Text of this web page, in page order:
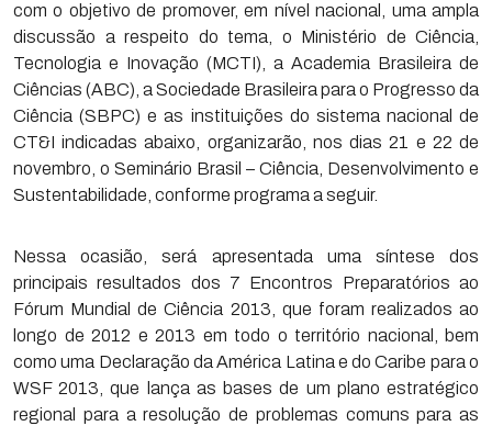
com o objetivo de promover, em nível nacional, uma ampla
discussão a respeito do tema, o Ministério de Ciência,
Tecnologia e Inovação (MCTI), a Academia Brasileira de
Ciências (ABC), a Sociedade Brasileira para o Progresso da
Ciência (SBPC) e as instituições do sistema nacional de
CT&I indicadas abaixo, organizarão, nos dias 21 e 22 de
novembro, o Seminário Brasil – Ciência, Desenvolvimento e
Sustentabilidade, conforme programa a seguir.
Nessa ocasião, será apresentada uma síntese dos
principais resultados dos 7 Encontros Preparatórios ao
Fórum Mundial de Ciência 2013, que foram realizados ao
longo de 2012 e 2013 em todo o território nacional, bem
como uma Declaração da América Latina e do Caribe para o
WSF 2013, que lança as bases de um plano estratégico
regional para a resolução de problemas comuns para as